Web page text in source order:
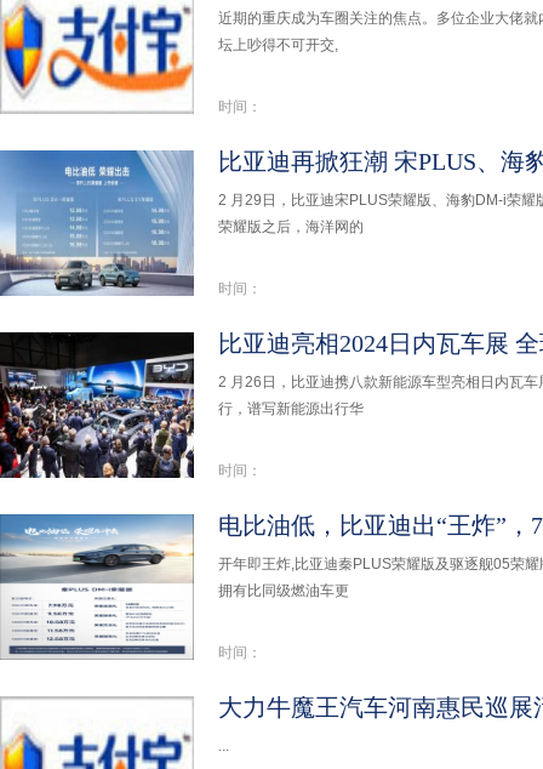
近期的重庆成为车圈关注的焦点。多位企业大佬
坛上吵得不可开交,
时间：
比亚迪再掀狂潮 宋PLUS、海
2 月29日，比亚迪宋PLUS荣耀版、海豹DM-i荣
荣耀版之后，海洋网的
时间：
比亚迪亮相2024日内瓦车展
2 月26日，比亚迪携八款新能源车型亮相日内瓦
行，谱写新能源出行华
时间：
电比油低，比亚迪出“王炸”，
开年即王炸,比亚迪秦PLUS荣耀版及驱逐舰05荣
拥有比同级燃油车更
时间：
大力牛魔王汽车河南惠民巡展
...